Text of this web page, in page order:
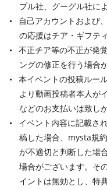
プル社、グーグル社に
自己アカウントおよび
の応援はチア・ギフテ
不正チア等の不正が発
ングの修正を行う場合
本イベントの投稿ルー
より動画投稿者本人が
などのお支払いは致し
イベント内容に記載さ
稿した場合、mysta規
が不適切と判断した場
場合がございます。そ
イントは無効とし、特